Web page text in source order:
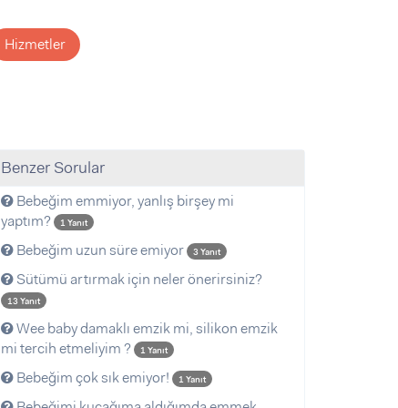
Hizmetler
Benzer Sorular
Bebeğim emmiyor, yanlış birşey mi
yaptım?
1 Yanıt
Bebeğim uzun süre emiyor 3 Yanıt
Sütümü artırmak için neler önerirsiniz?
13 Yanıt
Wee baby damaklı emzik mi, silikon emzik
mi tercih etmeliyim ?
1 Yanıt
Bebeğim çok sık emiyor! 1 Yanıt